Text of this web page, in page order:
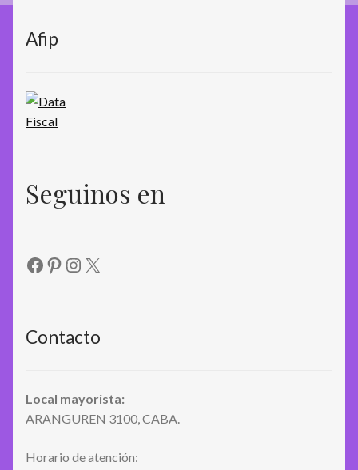
Afip
Seguinos en
Facebook
Pinterest
Instagram
X
Contacto
Local mayorista:
ARANGUREN 3100, CABA.
Horario de atención: